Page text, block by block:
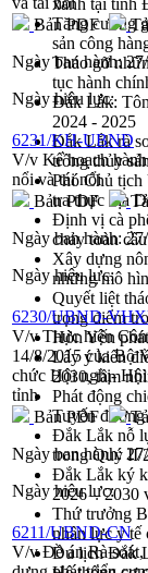
xanh tại tỉnh
Tăng cường
sản công
Tháo gỡ
tục hành
Đắk Lắk:
2024 - 2025
Đắk Lắk rà
trồng thủy sản
Phó Chủ
tra thực địa
Định vị cà
chảy toàn cầu
Xây dựng
những mô
Quyết liệt
trọng điểm
Hòn Yến
Lấy ý kiến
2030, tầm
Phát động
Tuyến
Đắk Lắk nỗ
trong Quý II/
Đắk Lắk ký
2026 – 2030
Thứ trưởng
nhân lực y tế
Du lịch Đắk
Bản PDF
Ngày ban hành:
Ngày hiệu lực:
6231/KH-UBND
V/v Kế hoạch
nổi và tái nổi
Bản PDF
Ngày ban hành:
Ngày hiệu lực:
6230/UBND-
V/v Thực hiện
14/8/2015 của Bộ
chức Hội nghị- Hội
tỉnh
Bản PDF
Ngày ban hành:
Ngày hiệu lực:
6211/UBND-CN
V/v Đề án Rà soát,